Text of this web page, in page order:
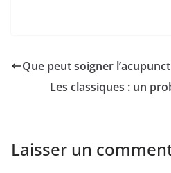
Que peut soigner
Les classiques : un
Laisser un